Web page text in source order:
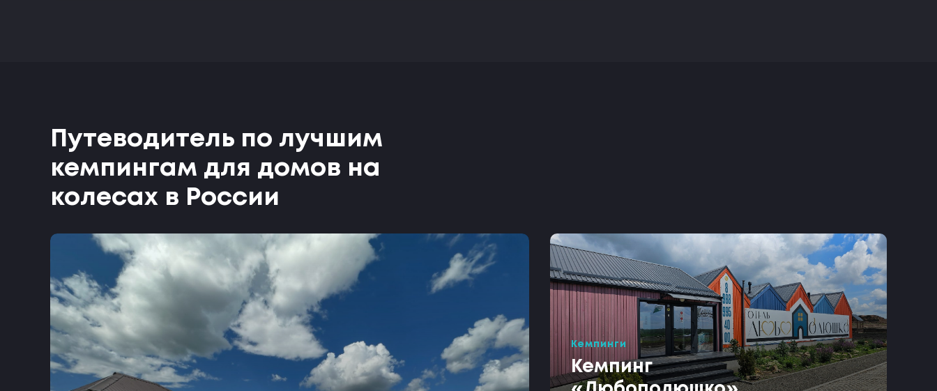
Путеводитель по лучшим
кемпингам для домов на
колесах в России
Кемпинги
Кемпинг